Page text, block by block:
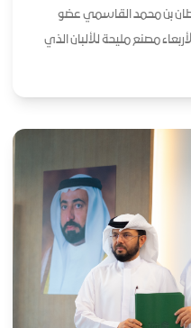
بن محمد القاسمي عضو
مصنع مليحة للألبان الذي
مشروعات الأمن الغذائي
إمارة الشارقة